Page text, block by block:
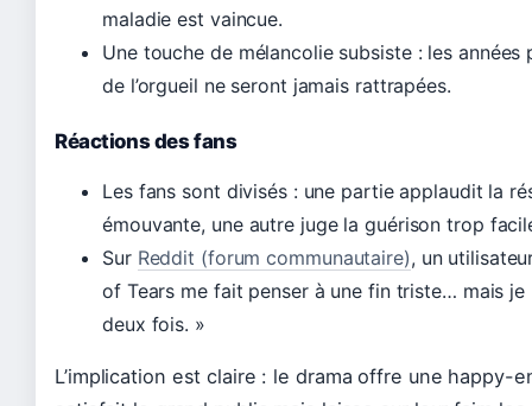
maladie est vaincue.
Une touche de mélancolie subsiste : les années
de l’orgueil ne seront jamais rattrapées.
Réactions des fans
Les fans sont divisés : une partie applaudit la
émouvante, une autre juge la guérison trop
Sur Reddit (forum communautaire), un
of Tears me fait penser à une fin triste… mais je
deux fois. »
L’implication est claire : le drama offre une happy-